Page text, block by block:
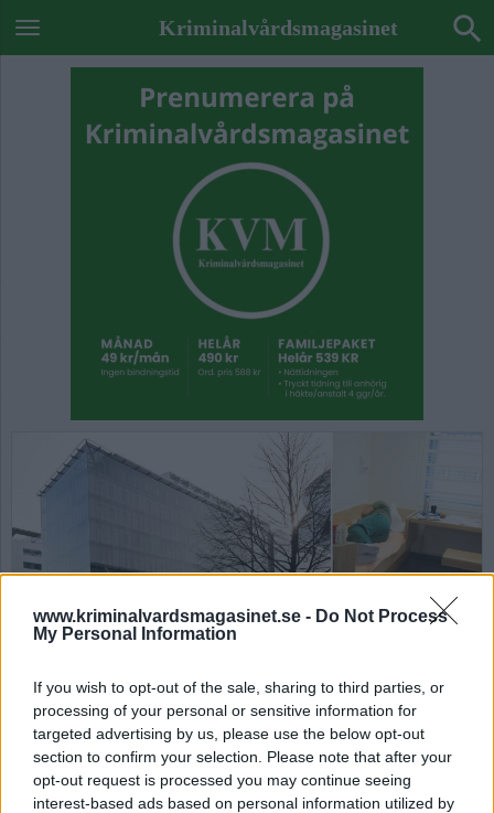
www.kriminalvardsmagasinet.se - Do Not Process
My Personal Information
If you wish to opt-out of the sale, sharing to third parties, or
processing of your personal or sensitive information for
targeted advertising by us, please use the below opt-out
section to confirm your selection. Please note that after your
opt-out request is processed you may continue seeing
interest-based ads based on personal information utilized by
Kriminalvårdsmagasinet
Göteborgshäktet. Foto: Kriminalvården
Häkteschef åtalas för
grov rattfylla